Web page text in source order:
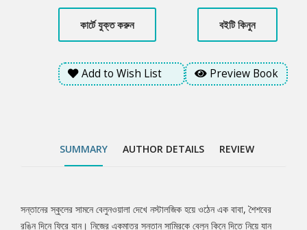
কার্টে যুক্ত করুন বইটি কিনুন
Add to Wish List Preview Book
SUMMARY AUTHOR DETAILS REVIEW
Tab
সন্তানের স্কুলের সামনে বেলুনওয়ালা দেখে নস্টালজিক হয়ে ওঠেন এক বাবা, শৈশবের
রঙিন দিনে ফিরে যান। নিজের একমাত্র সন্তান সামিরকে বেলুন কিনে দিতে নিয়ে যান